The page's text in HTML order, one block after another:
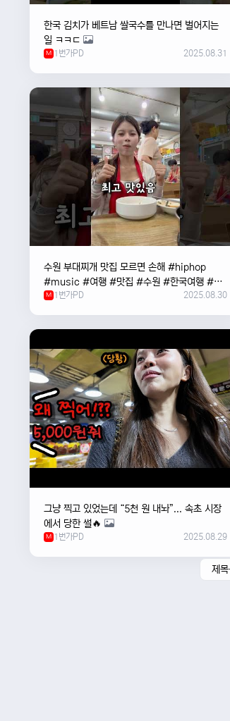
한국 김치가 베트남 쌀국수를 만나면 벌어지는
일 ㅋㅋㄷ
M 1번가PD 2025.08.31
수원 부대찌개 맛집 모르면 손해 #hiphop
#music #여행 #맛집 #수원 #한국여행 #베
트남여자 #혼자여행
M 1번가PD 2025.08.30
그냥 찍고 있었는데 “5천 원 내놔”... 속초 시장
에서 당한 썰🔥
M 1번가PD 2025.08.29